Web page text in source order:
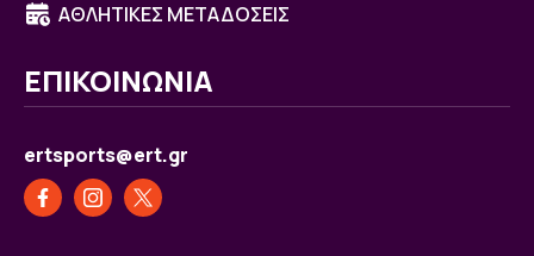
ΑΘΛΗΤΙΚΕΣ ΜΕΤΑΔΟΣΕΙΣ
ΕΠΙΚΟΙΝΩΝΙΑ
ertsports@ert.gr